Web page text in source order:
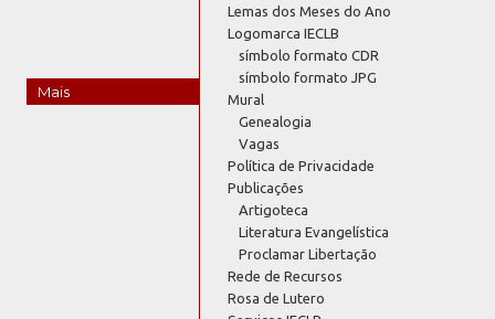
Mais
Lemas dos Meses do Ano
Logomarca IECLB
símbolo formato CDR
símbolo formato JPG
Mural
Genealogia
Vagas
Política de Privacidade
Publicações
Artigoteca
Literatura Evangelística
Proclamar Libertação
Rede de Recursos
Rosa de Lutero